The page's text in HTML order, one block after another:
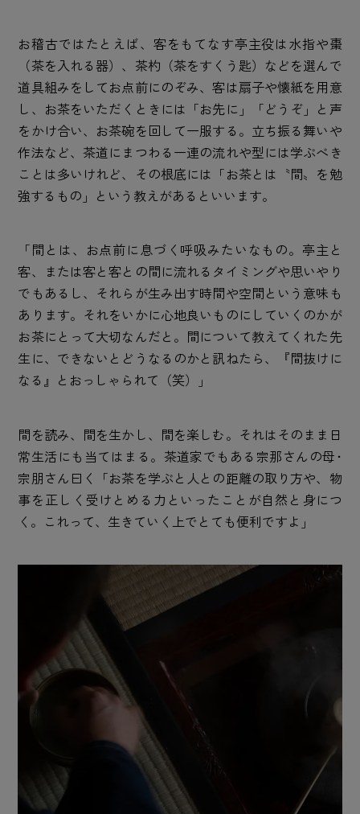
お稽古ではたとえば、客をもてなす亭主役は水指や棗
（茶を入れる器）、茶杓（茶をすくう匙）などを選んで
道具組みをしてお点前にのぞみ、客は扇子や懐紙を用意
し、お茶をいただくときには「お先に」「どうぞ」と声
をかけ合い、お茶碗を回して一服する。立ち振る舞いや
作法など、茶道にまつわる一連の流れや型には学ぶべき
ことは多いけれど、その根底には「お茶とは〝間〟を勉
強するもの」という教えがあるといいます。
「間とは、お点前に息づく呼吸みたいなもの。亭主と
客、または客と客との間に流れるタイミングや思いやり
でもあるし、それらが生み出す時間や空間という意味も
あります。それをいかに心地良いものにしていくのかが
お茶にとって大切なんだと。間について教えてくれた先
生に、できないとどうなるのかと訊ねたら、『間抜けに
なる』とおっしゃられて（笑）」
間を読み、間を生かし、間を楽しむ。それはそのまま日
常生活にも当てはまる。茶道家でもある宗那さんの母･
宗朋さん曰く「お茶を学ぶと人との距離の取り方や、物
事を正しく受けとめる力といったことが自然と身につ
く。これって、生きていく上でとても便利ですよ」